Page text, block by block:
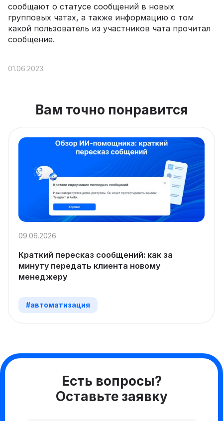
сообщают о статусе сообщений в новых
групповых чатах, а также информацию о том
какой пользователь из участников чата прочитал
сообщение.
01.06.2023
Вам точно понравится
#автоматизация
09.06.2026
Краткий пересказ сообщений: как за
минуту передать клиента новому
менеджеру
Есть вопросы?
Оставьте заявку